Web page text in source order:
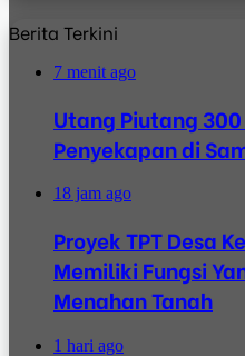
Berita Terkini
7 menit ago
Utang Piutang
Penyekapan di
18 jam ago
Proyek TPT Desa
Memiliki Fungsi
Menahan Tanah
1 hari ago